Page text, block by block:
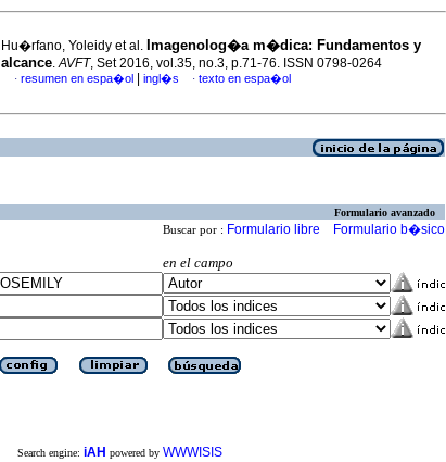
Hu�rfano, Yoleidy et al. Imagenolog�a m�dica: Fundamentos y
alcance.AVFT, Set 2016, vol.35, no.3, p.71-76. ISSN 0798-0264
· resumen en espa�ol ingl�s · texto en espa�ol
Formulario avanzado
Buscar por : Formulario libre Formulario b�sico
en el campo
Search engine: iAH powered by WWWISIS